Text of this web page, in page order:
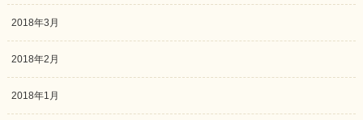
2018年3月
2018年2月
2018年1月